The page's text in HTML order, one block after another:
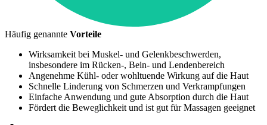
Häufig genannte Vorteile
Wirksamkeit bei Muskel- und Gelenkbeschwerden,
insbesondere im Rücken-, Bein- und Lendenbereich
Angenehme Kühl- oder wohltuende Wirkung auf die Haut
Schnelle Linderung von Schmerzen und Verkrampfungen
Einfache Anwendung und gute Absorption durch die Haut
Fördert die Beweglichkeit und ist gut für Massagen geeignet